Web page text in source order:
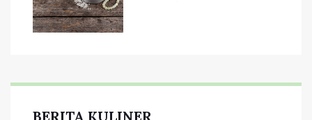
BERITA KULINER